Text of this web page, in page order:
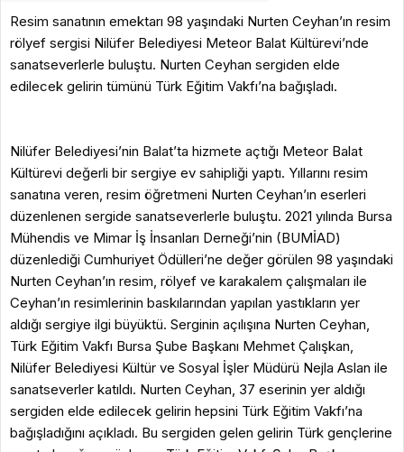
Resim sanatının emektarı 98 yaşındaki Nurten Ceyhan’ın resim
rölyef sergisi Nilüfer Belediyesi Meteor Balat Kültürevi’nde
sanatseverlerle buluştu. Nurten Ceyhan sergiden elde
edilecek gelirin tümünü Türk Eğitim Vakfı’na bağışladı.
Nilüfer Belediyesi’nin Balat’ta hizmete açtığı Meteor Balat
Kültürevi değerli bir sergiye ev sahipliği yaptı. Yıllarını resim
sanatına veren, resim öğretmeni Nurten Ceyhan’ın eserleri
düzenlenen sergide sanatseverlerle buluştu. 2021 yılında Bursa
Mühendis ve Mimar İş İnsanları Derneği’nin (BUMİAD)
düzenlediği Cumhuriyet Ödülleri’ne değer görülen 98 yaşındaki
Nurten Ceyhan’ın resim, rölyef ve karakalem çalışmaları ile
Ceyhan’ın resimlerinin baskılarından yapılan yastıkların yer
aldığı sergiye ilgi büyüktü. Serginin açılışına Nurten Ceyhan,
Türk Eğitim Vakfı Bursa Şube Başkanı Mehmet Çalışkan,
Nilüfer Belediyesi Kültür ve Sosyal İşler Müdürü Nejla Aslan ile
sanatseverler katıldı. Nurten Ceyhan, 37 eserinin yer aldığı
sergiden elde edilecek gelirin hepsini Türk Eğitim Vakfı’na
bağışladığını açıkladı. Bu sergiden gelen gelirin Türk gençlerine